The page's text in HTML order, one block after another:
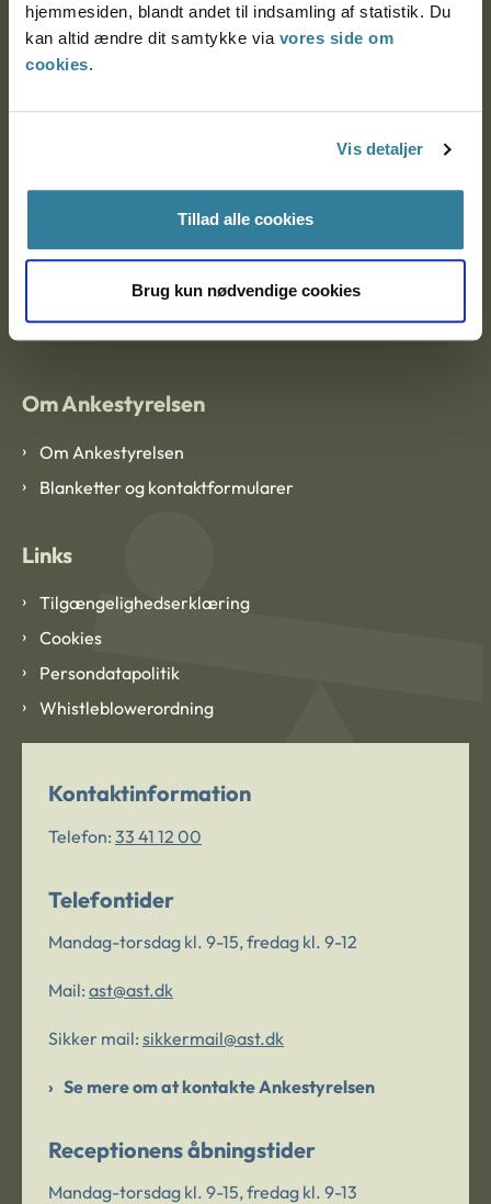
hjemmesiden, blandt andet til indsamling af statistik. Du
kan altid ændre dit samtykke via vores side om
cookies.
Vis detaljer
Tillad alle cookies
Brug kun nødvendige cookies
Nytorv 7, 2. sal
9000 Aalborg
EAN: 57 98 000 35 48 21
CVR: 1007 4002
Om Ankestyrelsen
Om Ankestyrelsen
Blanketter og kontaktformularer
Links
Tilgængelighedserklæring
Cookies
Persondatapolitik
Whistleblowerordning
Kontaktinformation
Telefon: 33 41 12 00
Telefontider
Mandag-torsdag kl. 9-15, fredag kl. 9-12
Mail: ast@ast.dk
Sikker mail: sikkermail@ast.dk
Se mere om at kontakte Ankestyrelsen
Receptionens åbningstider
Mandag-torsdag kl. 9-15, fredag kl. 9-13